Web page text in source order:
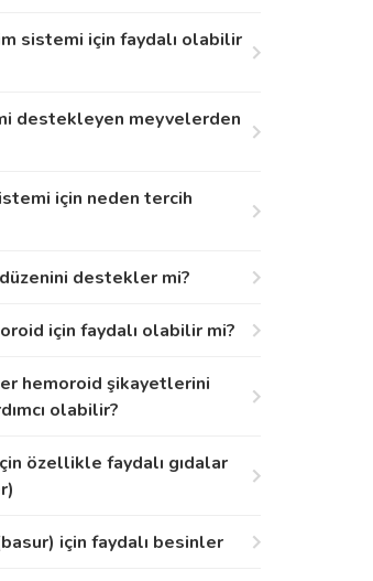
sistemi için faydalı olabilir
destekleyen meyvelerden
için neden tercih
destekler mi?
için faydalı olabilir mi?
hemoroid şikayetlerini
olabilir?
özellikle faydalı gıdalar
için faydalı besinler